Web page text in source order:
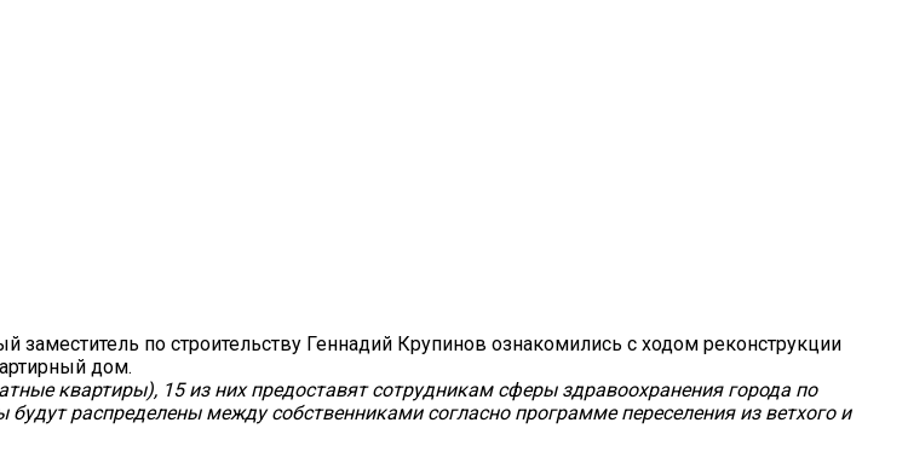
по строительству Геннадий Крупинов ознакомились с ходом реконструкции
дом.
квартиры), 15 из них предоставят сотрудникам сферы здравоохранения города по
будут распределены между собственниками согласно программе переселения из ветхого и